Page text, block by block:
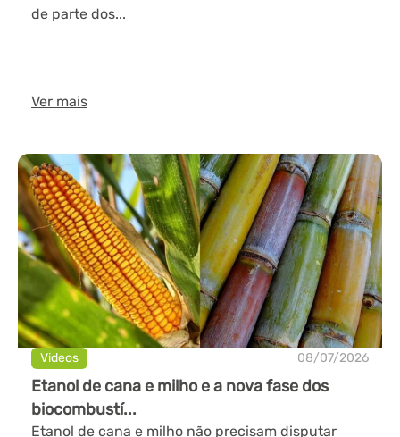
de parte dos...
Ver mais
Videos 08/07/2026
Etanol de cana e milho e a nova fase dos
biocombustí...
Etanol de cana e milho não precisam disputar